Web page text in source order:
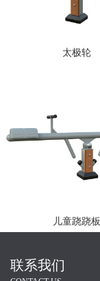
太极轮
儿童跷跷板
联系我们